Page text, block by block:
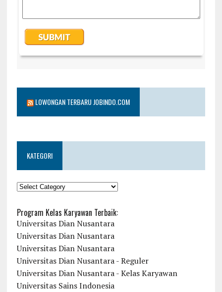
LOWONGAN TERBARU JOBINDO.COM
KATEGORI
KATEGORI
Program Kelas Karyawan Terbaik:
Universitas Dian Nusantara
Universitas Dian Nusantara
Universitas Dian Nusantara
Universitas Dian Nusantara - Reguler
Universitas Dian Nusantara - Kelas Karyawan
Universitas Sains Indonesia